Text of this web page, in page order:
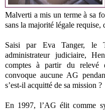
Malverti a mis un terme à sa
sans la majorité légale requise,
Saisi par Eva Tanger, le
administrateur judiciaire,
comptes à partir du relevé
convoque aucune AG
s’est-il acquitté de sa mission ?
En 1997, l’AG élit comme